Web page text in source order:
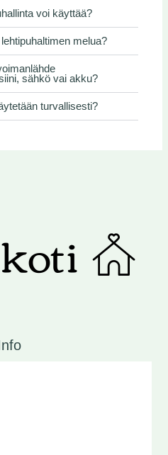
voi käyttää?
melua?
sähkö vai akku?
turvallisesti?